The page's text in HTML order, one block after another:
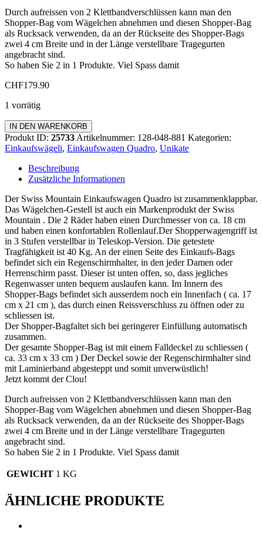
Durch aufreissen von 2 Klettbandverschlüssen kann man den
Shopper-Bag vom Wägelchen abnehmen und diesen Shopper-Bag
als Rucksack verwenden, da an der Rückseite des Shopper-Bags
zwei 4 cm Breite und in der Länge verstellbare Tragegurten
angebracht sind.
So haben Sie 2 in 1 Produkte. Viel Spass damit
CHF179.90
1 vorrätig
Einkaufswagen
Quadro
Menge
IN DEN WARENKORB
Produkt ID: 25733 Artikelnummer: 128-048-881 Kategorien:
Einkaufswägeli, Einkaufswagen Quadro, Unikate
Beschreibung
Zusätzliche Informationen
Der Swiss Mountain Einkaufswagen Quadro ist zusammenklappbar.
Das Wägelchen-Gestell ist auch ein Markenprodukt der Swiss
Mountain . Die 2 Räder haben einen Durchmesser von ca. 18 cm
und haben einen konfortablen Rollenlauf.Der Shopperwagengriff ist
in 3 Stufen verstellbar in Teleskop-Version. Die getestete
Tragfähigkeit ist 40 Kg. An der einen Seite des Einkaufs-Bags
befindet sich ein Regenschirmhalter, in den jeder Damen oder
Herrenschirm passt. Dieser ist unten offen, so, dass jegliches
Regenwasser unten bequem auslaufen kann. Im Innern des
Shopper-Bags befindet sich ausserdem noch ein Innenfach ( ca. 17
cm x 21 cm ), das durch einen Reissverschluss zu öffnen oder zu
schliessen ist.
Der Shopper-Bagfaltet sich bei geringerer Einfüllung automatisch
zusammen.
Der gesamte Shopper-Bag ist mit einem Falldeckel zu schliessen (
ca. 33 cm x 33 cm ) Der Deckel sowie der Regenschirmhalter sind
mit Laminierband abgesteppt und somit unverwüstlich!
Jetzt kommt der Clou!
Durch aufreissen von 2 Klettbandverschlüssen kann man den
Shopper-Bag vom Wägelchen abnehmen und diesen Shopper-Bag
als Rucksack verwenden, da an der Rückseite des Shopper-Bags
zwei 4 cm Breite und in der Länge verstellbare Tragegurten
angebracht sind.
So haben Sie 2 in 1 Produkte. Viel Spass damit
GEWICHT 1 KG
ÄHNLICHE PRODUKTE